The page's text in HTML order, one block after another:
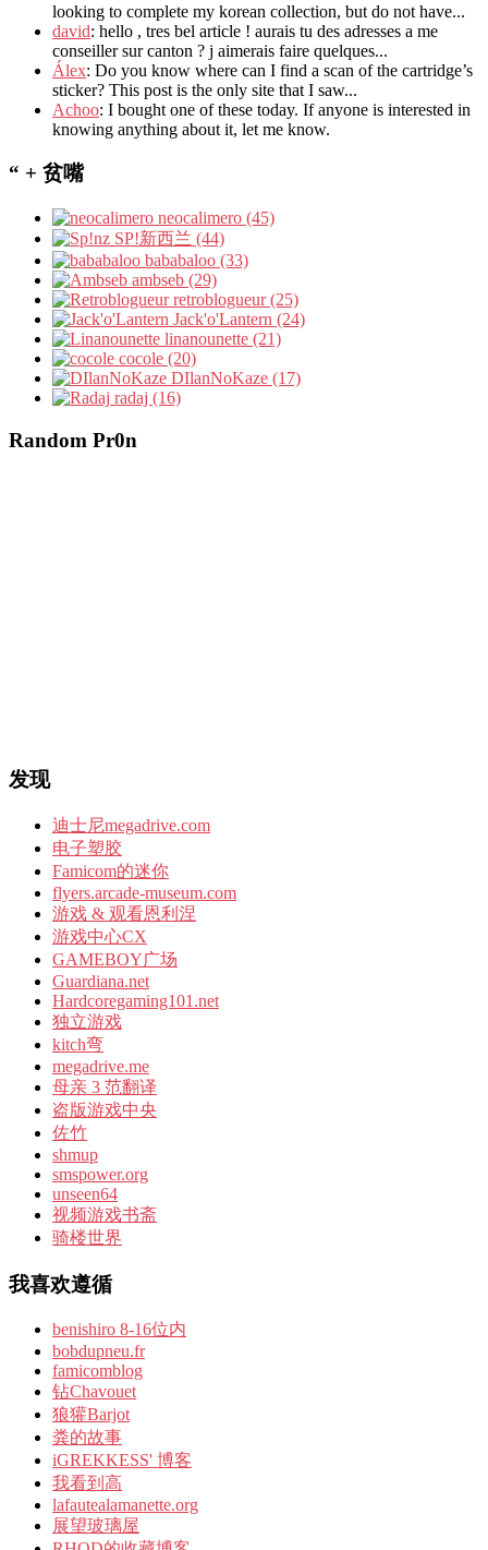
looking to complete my korean collection, but do not have...
david: hello , tres bel article ! aurais tu des adresses a me
conseiller sur canton ? j aimerais faire quelques...
Álex: Do you know where can I find a scan of the cartridge’s
sticker? This post is the only site that I saw...
Achoo: I bought one of these today. If anyone is interested in
knowing anything about it, let me know.
“ + 贫嘴
neocalimero (45)
SP!新西兰 (44)
bababaloo (33)
ambseb (29)
retroblogueur (25)
Jack'o'Lantern (24)
linanounette (21)
cocole (20)
DIlanNoKaze (17)
radaj (16)
Random Pr0n
发现
迪士尼megadrive.com
电子塑胶
Famicom的迷你
flyers.arcade-museum.com
游戏 & 观看恩利涅
游戏中心CX
GAMEBOY广场
Guardiana.net
Hardcoregaming101.net
独立游戏
kitch弯
megadrive.me
母亲 3 范翻译
盗版游戏中央
佐竹
shmup
smspower.org
unseen64
视频游戏书斋
骑楼世界
我喜欢遵循
benishiro 8-16位内
bobdupneu.fr
famicomblog
钻Chavouet
狼獾Barjot
粪的故事
iGREKKESS' 博客
我看到高
lafautealamanette.org
展望玻璃屋